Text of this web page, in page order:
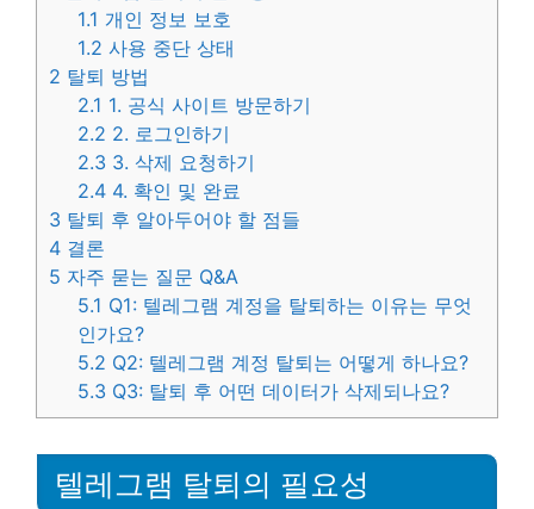
1.1 개인 정보 보호
1.2 사용 중단 상태
2 탈퇴 방법
2.1 1. 공식 사이트 방문하기
2.2 2. 로그인하기
2.3 3. 삭제 요청하기
2.4 4. 확인 및 완료
3 탈퇴 후 알아두어야 할 점들
4 결론
5 자주 묻는 질문 Q&A
5.1 Q1: 텔레그램 계정을 탈퇴하는 이유는 무엇
인가요?
5.2 Q2: 텔레그램 계정 탈퇴는 어떻게 하나요?
5.3 Q3: 탈퇴 후 어떤 데이터가 삭제되나요?
텔레그램 탈퇴의 필요성